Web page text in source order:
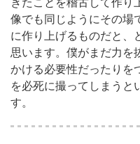
像でも同じようにその場
に作り上げるものだと、
思います。僕がまだ力を
かける必要性だったりを
を必死に撮ってしまうと
す。